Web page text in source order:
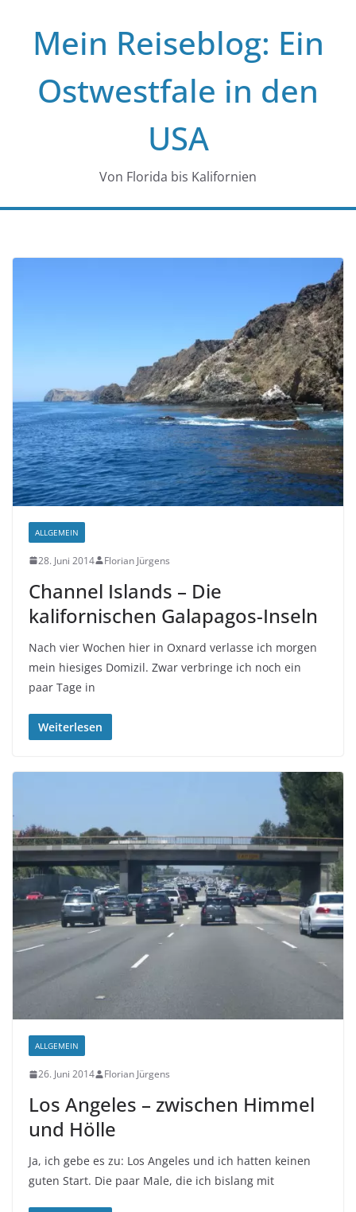
springenMein Reiseblog: Ein
Ostwestfale in den
USA
Von Florida bis Kalifornien
ALLGEMEIN
28. Juni 2014 Florian Jürgens
Channel Islands – Die
kalifornischen Galapagos-Inseln
Nach vier Wochen hier in Oxnard verlasse ich morgen
mein hiesiges Domizil. Zwar verbringe ich noch ein
paar Tage in
Weiterlesen
ALLGEMEIN
26. Juni 2014 Florian Jürgens
Los Angeles – zwischen Himmel
und Hölle
Ja, ich gebe es zu: Los Angeles und ich hatten keinen
guten Start. Die paar Male, die ich bislang mit